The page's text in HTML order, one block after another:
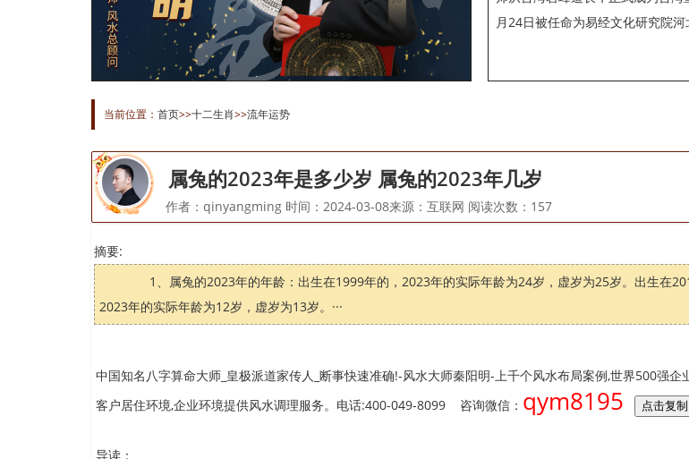
月24日被任命为易经文化研究院
当前位置： 首页>>十二生肖>>流年运势
属兔的2023年是多少岁 属兔的2023年几岁
作者：qinyangming 时间：2024-03-08来源：互联网 阅读次数： 157
摘要:
1、属兔的2023年的年龄：出生在1999年的，2023年的实际年龄为24岁，虚岁为25岁。出生在
2023年的实际年龄为12岁，虚岁为13岁。···
中国知名八字算命大师_皇极派道家传人_断事快速准确!-风水大师秦阳明-上千个风水布局案例,世界500强企
客户居住环境,企业环境提供风水调理服务。电话:400-049-8099 咨询微信： qym8195 点击复
导读：